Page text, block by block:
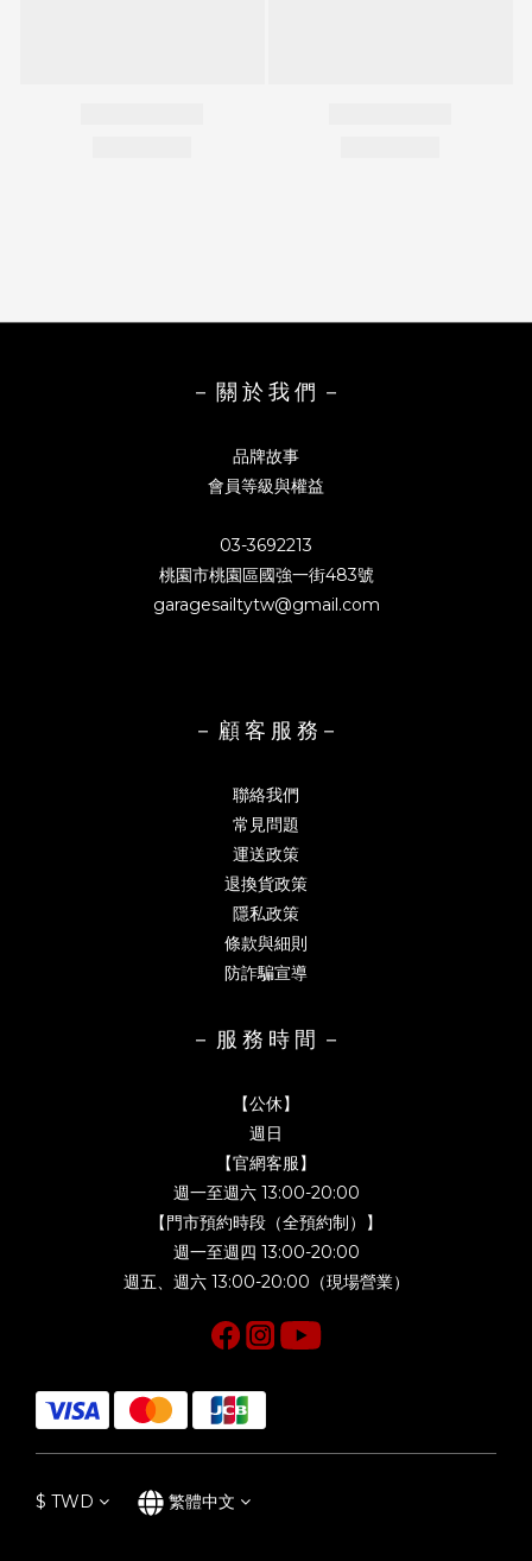
－ 關 於 我 們 －
品牌故事
會員等級與權益
03-3692213
桃園市桃園區國強一街483號
garagesailtytw@gmail.com
－ 顧 客 服 務－
聯絡我們
常見問題
運送政策
退換貨政策
隱私政策
條款與細則
防詐騙宣導
－ 服 務 時 間 －
【公休】
週日
【官網客服】
週一至週六 13:00-20:00
【門市預約時段（全預約制）】
週一至週四 13:00-20:00
週五、週六 13:00-20:00（現場營業）
$ TWD 繁體中文